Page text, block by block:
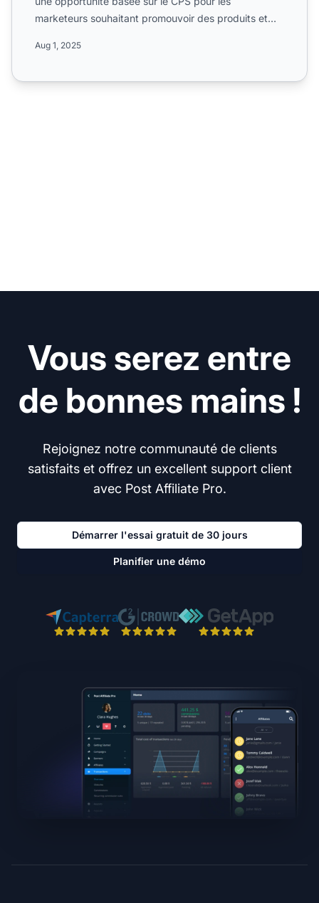
marketeurs souhaitant promouvoir des produits et
Aug 1, 2025
Vous serez entre
de bonnes mains !
Rejoignez notre communauté de clients
satisfaits et offrez un excellent support client
avec Post Affiliate Pro.
Démarrer l'essai gratuit de 30 jours
Planifier une démo